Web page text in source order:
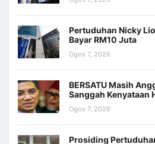
Pertuduhan Nicky
Bayar RM10 Juta
Ogos 7, 2026
BERSATU Masih
Sanggah Kenyataan
Ogos 7, 2026
Prosiding